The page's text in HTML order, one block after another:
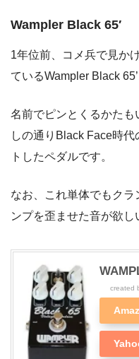
Wampler Black 65′
1年位前、コメ兵で見か
ているWampler Black 65’
名前でピンとくるかた
しの通りBlack Face時
トしたペダルです。
なお、これ単体でもク
ンプを歪ませた音が欲
created